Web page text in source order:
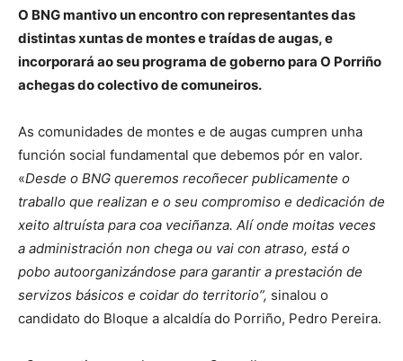
O BNG mantivo un encontro con representantes das
distintas xuntas de montes e traídas de augas, e
incorporará ao seu programa de goberno para O Porriño
achegas do colectivo de comuneiros.
As comunidades de montes e de augas cumpren unha
función social fundamental que debemos pór en valor.
«Desde o BNG queremos recoñecer publicamente o
traballo que realizan e o seu compromiso e dedicación de
xeito altruísta para coa veciñanza. Alí onde moitas veces
a administración non chega ou vai con atraso, está o
pobo autoorganizándose para garantir a prestación de
servizos básicos e coidar do territorio”, sinalou o
candidato do Bloque a alcaldía do Porriño, Pedro Pereira.